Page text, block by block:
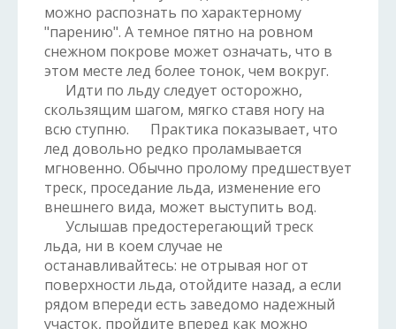
можно распознать по характерному
"парению". А темное пятно на ровном
снежном покрове может означать, что в
этом месте лед более тонок, чем вокруг.
Идти по льду следует осторожно,
скользящим шагом, мягко ставя ногу на
всю ступню. Практика показывает, что
лед довольно редко проламывается
мгновенно. Обычно пролому предшествует
треск, проседание льда, изменение его
внешнего вида, может выступить вод.
Услышав предостерегающий треск
льда, ни в коем случае не
останавливайтесь: не отрывая ног от
поверхности льда, отойдите назад, а если
рядом впереди есть заведомо надежный
участок, пройдите вперед как можно